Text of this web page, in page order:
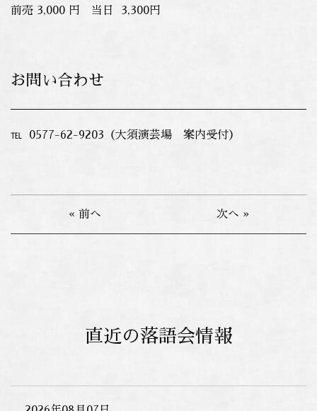
前売 3,000 円 当日 3,300円
お問い合わせ
℡ 0577-62-9203（大須演芸場 案内受付）
« 前へ 次へ »
直近の落語会情報